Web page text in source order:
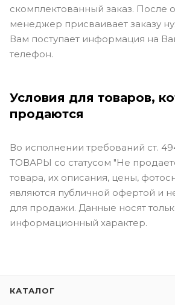
скомплектованный заказ. После
менеджер присваивает заказу
Вам поступает информация на
телефон.
Условия для товаров,
продаются
Во исполнении требований ст.
ТОВАРЫ со статусом "Не
товара, их описания, цены,
являются публичной офертой и
для продажи. Данные носят
информационный характер.
КАТАЛОГ